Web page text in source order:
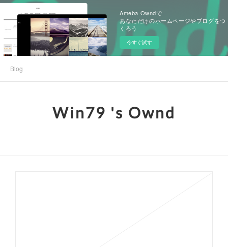
Ameba Owndで
あなただけのホームページやブログをつ
くろう
今すぐ試す
Blog
Win79 's Ownd